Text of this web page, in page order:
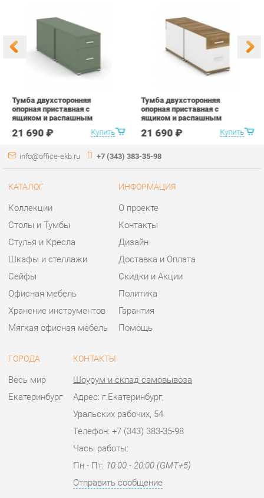
Купить
ящиком и распашным
фасадом Рива CONCEPT
CN.DTGO-004 B/W Кобо
Белый
Купить
ящиком и распашным
фасадом Рива CONCEPT
CN.DTGO-004 B/W
Сандал Янтарный Белый
бриллиант Белый
21 690 ₽
info@office-ekb.ru
Коллекции
Столы и Тумбы
Стулья и Кресла
Шкафы и стеллажи
Сейфы
Офисная мебель
О проекте
Контакты
Дизайн
Доставка и Оплата
Скидки и Акции
Политика
ГОРОДА
Екатеринбург
КОНТАКТЫ
Адрес: г.Екатеринбург,
Телефон: +7 (343) 383-35-98
Часы работы:
© 2009-2026 Офисная мебель Екатеринбург